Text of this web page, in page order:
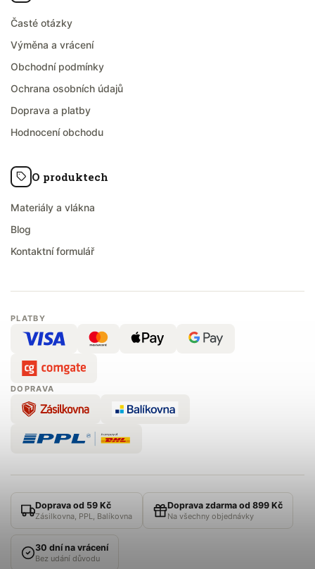
Časté otázky
Výměna a vrácení
Obchodní podmínky
Ochrana osobních údajů
Doprava a platby
Hodnocení obchodu
O produktech
Materiály a vlákna
Blog
Kontaktní formulář
PLATBY
DOPRAVA
Doprava od 59 Kč
Zásilkovna, PPL, Balíkovna
Doprava zdarma od 899 Kč
Na všechny objednávky
30 dní na vrácení
Bez udání důvodu